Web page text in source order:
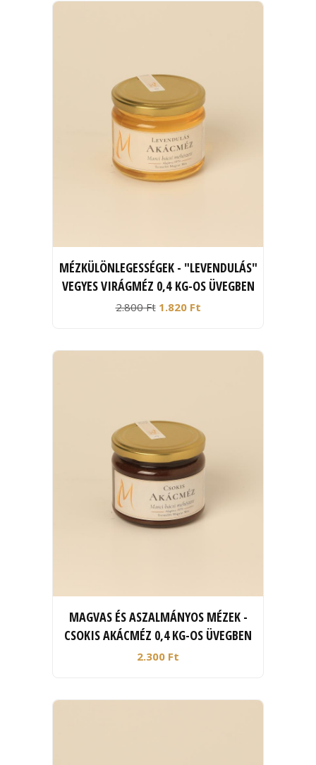
MÉZKÜLÖNLEGESSÉGEK - "LEVENDULÁS"
VEGYES VIRÁGMÉZ 0,4 KG-OS ÜVEGBEN
2.800 Ft 1.820 Ft
MAGVAS ÉS ASZALMÁNYOS MÉZEK -
CSOKIS AKÁCMÉZ 0,4 KG-OS ÜVEGBEN
2.300 Ft